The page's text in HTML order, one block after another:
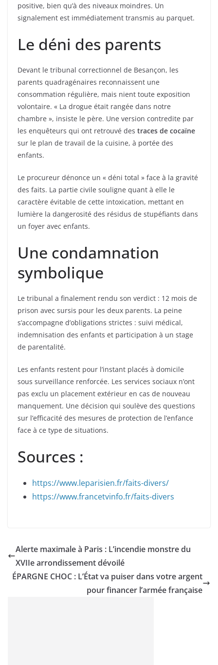
positive, bien qu’à des niveaux moindres. Un
signalement est immédiatement transmis au parquet.
Le déni des parents
Devant le tribunal correctionnel de Besançon, les
parents quadragénaires reconnaissent une
consommation régulière, mais nient toute exposition
volontaire. « La drogue était rangée dans notre
chambre », insiste le père. Une version contredite par
les enquêteurs qui ont retrouvé des traces de cocaïne
sur le plan de travail de la cuisine, à portée des
enfants.
Le procureur dénonce un « déni total » face à la gravité
des faits. La partie civile souligne quant à elle le
caractère évitable de cette intoxication, mettant en
lumière la dangerosité des résidus de stupéfiants dans
un foyer avec enfants.
Une condamnation
symbolique
Le tribunal a finalement rendu son verdict : 12 mois de
prison avec sursis pour les deux parents. La peine
s’accompagne d’obligations strictes : suivi médical,
indemnisation des enfants et participation à un stage
de parentalité.
Les enfants restent pour l’instant placés à domicile
sous surveillance renforcée. Les services sociaux n’ont
pas exclu un placement extérieur en cas de nouveau
manquement. Une décision qui soulève des questions
sur l’efficacité des mesures de protection de l’enfance
face à ce type de situations.
Sources :
https://www.leparisien.fr/faits-divers/
https://www.francetvinfo.fr/faits-divers
Alerte maximale à Paris : L’incendie monstre du
XVIIe arrondissement dévoilé
ÉPARGNE CHOC : L’État va puiser dans votre argent
pour financer l’armée française